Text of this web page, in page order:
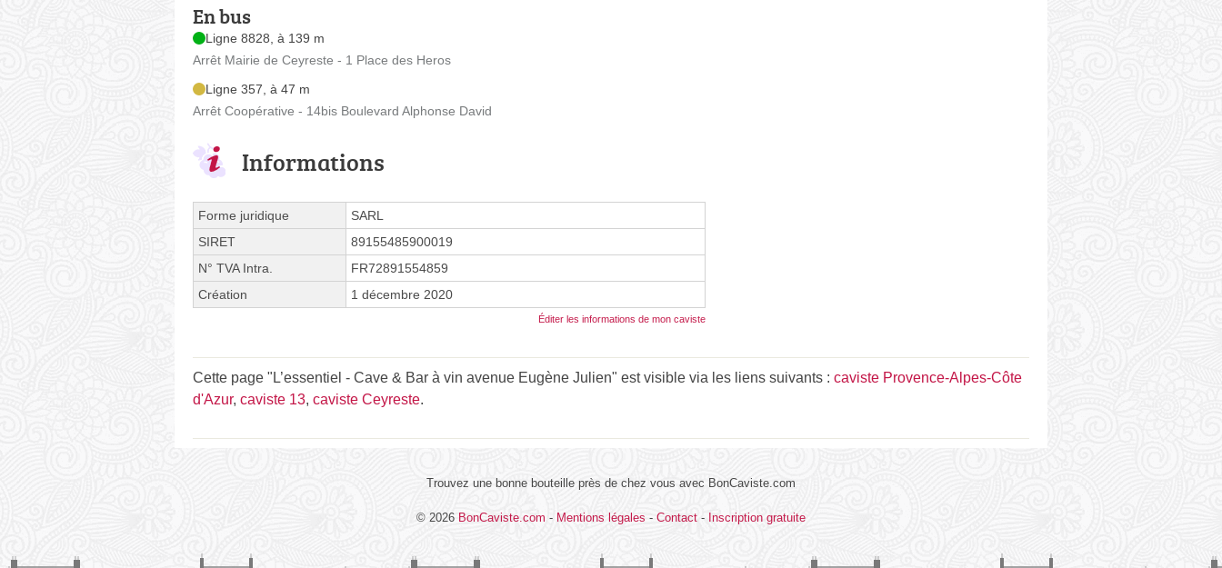
En bus
Ligne 8828, à 139 m
Arrêt Mairie de Ceyreste - 1 Place des Heros
Ligne 357, à 47 m
Arrêt Coopérative - 14bis Boulevard Alphonse David
Informations
Forme juridique
SARL
SIRET
89155485900019
N° TVA Intra.
FR72891554859
Création
1 décembre 2020
Éditer les informations de mon caviste
Cette page "L’essentiel - Cave & Bar à vin avenue Eugène Julien" est visible via les liens suivants : caviste Provence-Alpes-Côte
d'Azur, caviste 13, caviste Ceyreste.
Trouvez une bonne bouteille près de chez vous avec BonCaviste.com
© 2026 BonCaviste.com - Mentions légales - Contact - Inscription gratuite